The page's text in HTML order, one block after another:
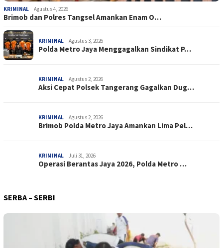
KRIMINAL Agustus 4, 2026
Brimob dan Polres Tangsel Amankan Enam O…
KRIMINAL Agustus 3, 2026
Polda Metro Jaya Menggagalkan Sindikat P…
KRIMINAL Agustus 2, 2026
Aksi Cepat Polsek Tangerang Gagalkan Dug…
KRIMINAL Agustus 2, 2026
Brimob Polda Metro Jaya Amankan Lima Pel…
KRIMINAL Juli 31, 2026
Operasi Berantas Jaya 2026, Polda Metro …
SERBA – SERBI
Respon Cepat Satgas Kepolisian Operasi D…